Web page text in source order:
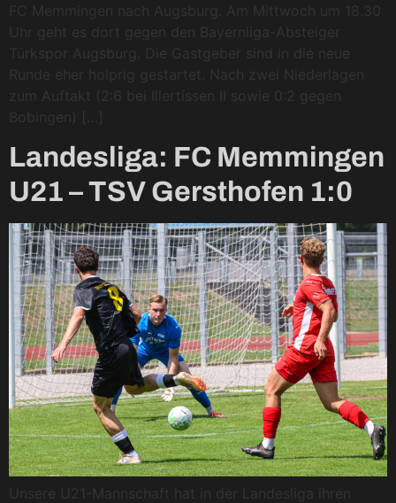
FC Memmingen nach Augsburg. Am Mittwoch um 18.30
Uhr geht es dort gegen den Bayernliga-Absteiger
Türkspor Augsburg. Die Gastgeber sind in die neue
Runde eher holprig gestartet. Nach zwei Niederlagen
zum Auftakt (2:6 bei Illertissen II sowie 0:2 gegen
Bobingen) […]
Landesliga: FC Memmingen
U21 – TSV Gersthofen 1:0
Unsere U21-Mannschaft hat in der Landesliga ihren